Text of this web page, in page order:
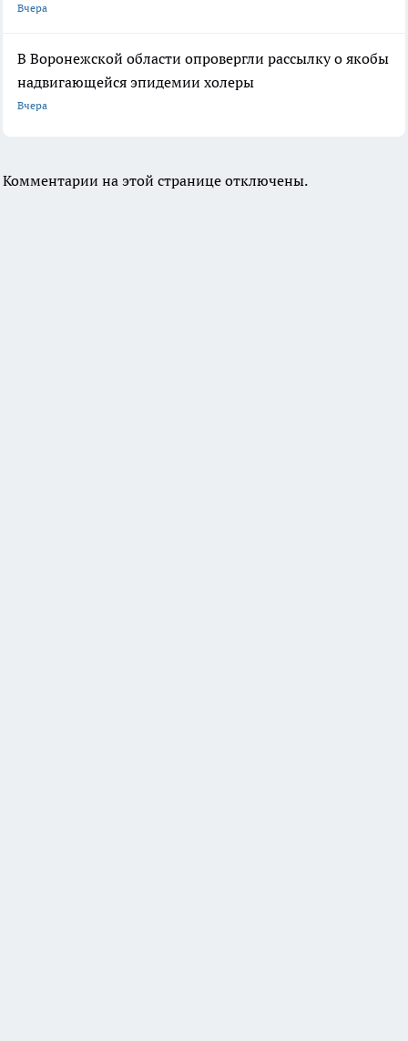
Вчера
В Воронежской области опровергли рассылку о якобы
надвигающейся эпидемии холеры
Вчера
Комментарии на этой странице отключены.